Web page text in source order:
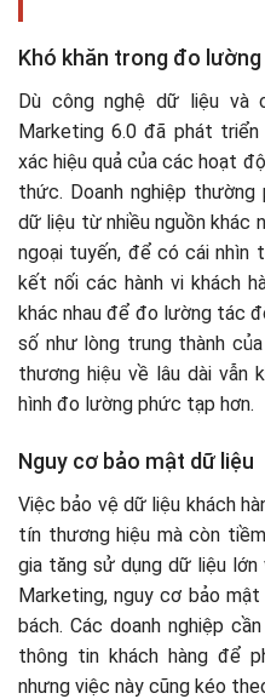
Khó khăn trong đo lường
Dù công nghệ dữ liệu và
Marketing 6.0 đã phát triển
xác hiệu quả của các hoạt
thức. Doanh nghiệp
dữ liệu từ nhiều nguồn khác
ngoại tuyến, để có cái nhìn
kết nối các hành vi khách
khác nhau để đo lường tác
số như lòng trung thành
thương hiệu về lâu dài vẫn
hình đo lường phức tạp hơn.
Nguy cơ bảo mật dữ liệu
Việc bảo vệ dữ liệu khách
tín thương hiệu mà còn
gia tăng sử dụng dữ liệu
Marketing, nguy cơ bảo
bách. Các doanh nghiệp
thông tin khách hàng để
nhưng việc này cũng kéo